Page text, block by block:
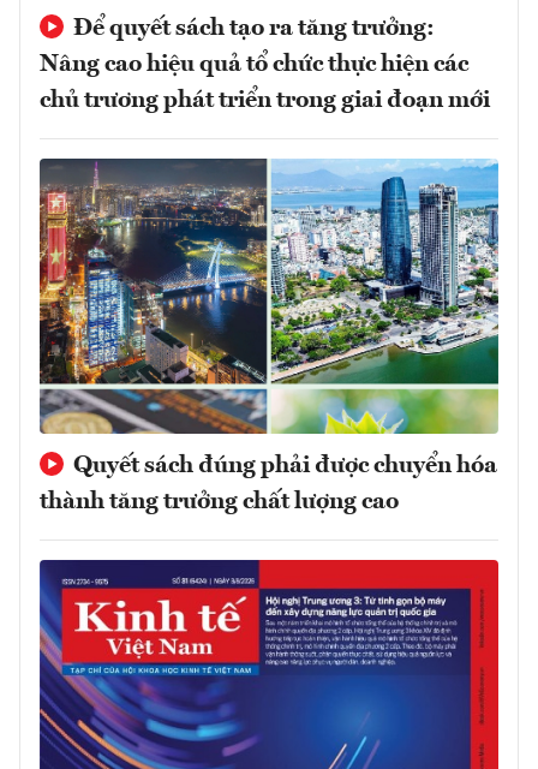
Để quyết sách tạo ra tăng trưởng:
Nâng cao hiệu quả tổ chức thực hiện các
chủ trương phát triển trong giai đoạn mới
Quyết sách đúng phải được chuyển hóa
thành tăng trưởng chất lượng cao